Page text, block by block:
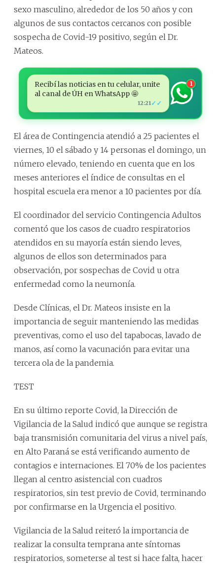
sexo masculino, alrededor de los 50 años y con
algunos de sus contactos cercanos con posible
sospecha de Covid-19 positivo, según el Dr.
Mateos.
Recibí las noticias en tu celular, unite
al canal de ÚH en WhatsApp 🤩
12:21 ✓✓
1
El área de Contingencia atendió a 25 pacientes el
viernes, 10 el sábado y 14 personas el domingo, un
número elevado, teniendo en cuenta que en los
meses anteriores el índice de consultas en el
hospital escuela era menor a 10 pacientes por día.
El coordinador del servicio Contingencia Adultos
comentó que los casos de cuadro respiratorios
atendidos en su mayoría están siendo leves,
algunos de ellos son determinados para
observación, por sospechas de Covid u otra
enfermedad como la neumonía.
Desde Clínicas, el Dr. Mateos insiste en la
importancia de seguir manteniendo las medidas
preventivas, como el uso del tapabocas, lavado de
manos, así como la vacunación para evitar una
tercera ola de la pandemia.
TEST
En su último reporte Covid, la Dirección de
Vigilancia de la Salud indicó que aunque se registra
baja transmisión comunitaria del virus a nivel país,
en Alto Paraná se está verificando aumento de
contagios e internaciones. El 70% de los pacientes
llegan al centro asistencial con cuadros
respiratorios, sin test previo de Covid, terminando
por confirmarse en la Urgencia el positivo.
Vigilancia de la Salud reiteró la importancia de
realizar la consulta temprana ante síntomas
respiratorios, someterse al test si hace falta, hacer